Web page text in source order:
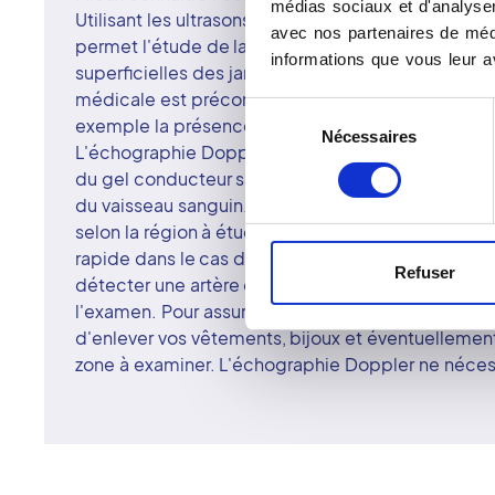
médias sociaux et
avec nos partenaires de
informations que vous leur
Sélection
du
consentement
Nécessaires
Refuser
Utilisant les ultrasons et l'effet Doppler,
permet l'étude de la circulation sanguine dans
superficielles des jambes, de l'aorte ou du cou.
médicale est préconisé pour détecter un trouble
exemple la présence d'obstacle dans le cas
L'échographie Doppler n'est pas invasive. Le
du gel conducteur sur la zone à examiner, puis il
du vaisseau sanguin. La durée d'une échographie
selon la région à étudier et peut prendre entre 10
rapide dans le cas de varice, mais prend
détecter une artère obstruée. Vous êtes
l'examen. Pour assurer la qualité des images, il
d'enlever vos vêtements, bijoux et
zone à examiner. L'échographie Doppler ne